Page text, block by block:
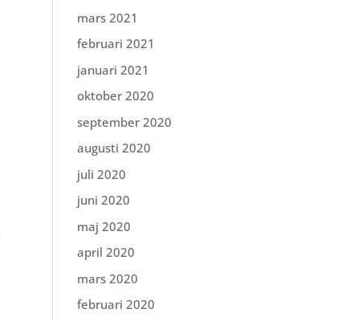
mars 2021
februari 2021
januari 2021
oktober 2020
september 2020
augusti 2020
juli 2020
juni 2020
maj 2020
april 2020
mars 2020
februari 2020